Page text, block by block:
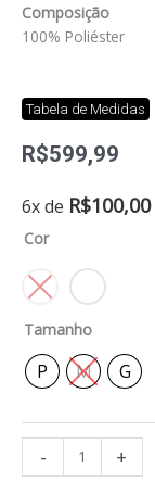
Composição
100% Poliéster
Tabela de Medidas
R$599,99
6x de R$100,00
Cor
Tamanho
P M G
-
Camisa
com
detalhes
em
renda
+